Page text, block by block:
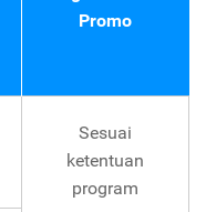
Promo
Sesuai
ketentuan
program